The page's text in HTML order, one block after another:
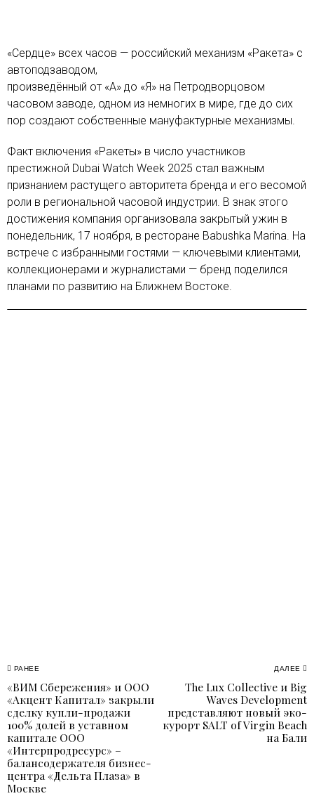
«Сердце» всех часов — российский механизм «Ракета» с
автоподзаводом,
произведённый от «А» до «Я» на Петродворцовом
часовом заводе, одном из немногих в мире, где до сих
пор создают собственные мануфактурные механизмы.
Факт включения «Ракеты» в число участников
престижной Dubai Watch Week 2025 стал важным
признанием растущего авторитета бренда и его весомой
роли в региональной часовой индустрии. В знак этого
достижения компания организовала закрытый ужин в
понедельник, 17 ноября, в ресторане Babushka Marina. На
встрече с избранными гостями — ключевыми клиентами,
коллекционерами и журналистами — бренд поделился
планами по развитию на Ближнем Востоке.
Навигация
по
записям
РАНЕЕ
Previous
post:
«ВИМ Сбережения» и ООО
«Акцент Капитал» закрыли
сделку купли-продажи
100% долей в уставном
капитале ООО
«Интерпродресурс» –
балансодержателя бизнес-
центра «Дельта Плаза» в
Москве
ДАЛЕЕ
The Lux Collective и Big
Waves Development
представляют новый эко-
курорт SALT of Virgin Beach
на Бали